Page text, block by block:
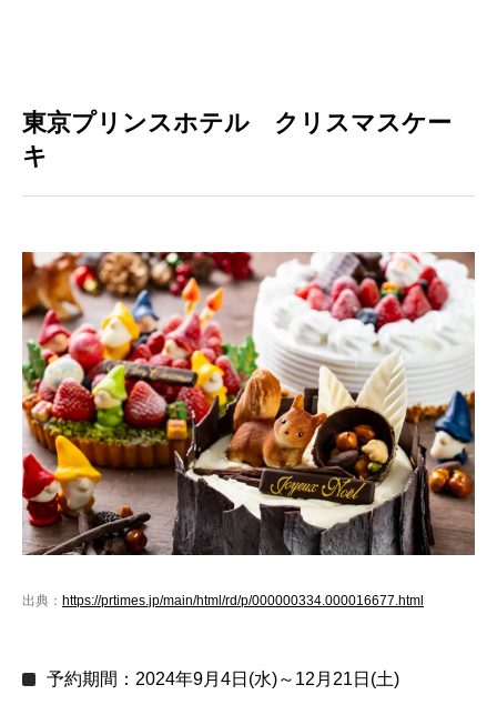
東京プリンスホテル クリスマスケー
キ
出典： https://prtimes.jp/main/html/rd/p/000000334.000016677.html
予約期間：2024年9月4日(水)～12月21日(土)